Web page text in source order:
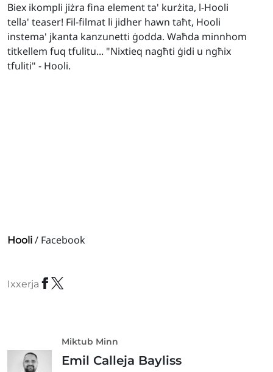
Biex ikompli jiżra fina element ta' kurżita, l-Hooli
tella' teaser! Fil-filmat li jidher hawn taħt, Hooli
instema' jkanta kanzunetti ġodda. Waħda minnhom
titkellem fuq tfulitu... "Nixtieq nagħti ġidi u ngħix
tfuliti" - Hooli.
Hooli / Facebook
Ixxerja
Miktub Minn
Emil Calleja Bayliss